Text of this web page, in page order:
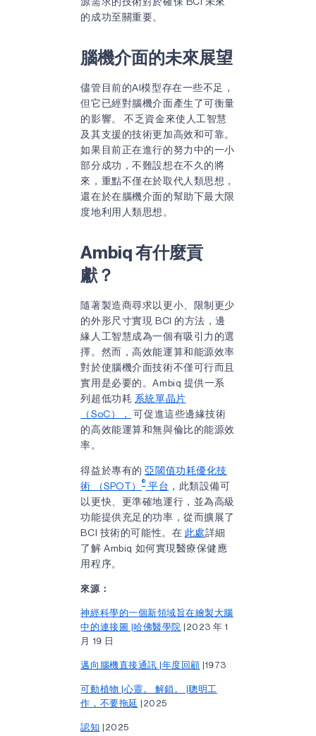
的成功至關重要。
腦機介面的未來展望
儘管目前的AI模型存在一些不足，
但它已經對腦機介面產生了可衡量
的影響。 不乏資金來使人工智慧
及其支援的技術更加高效和可靠。
如果目前正在進行的努力中的一小
部分成功，不難設想在不久的將
來，重點不僅在於取代人類思想，
還在於在腦機介面的幫助下最大限
度地利用人類思想。
Ambiq 有什麼貢
獻？
隨著製造商尋求以更小、限制更少
的外形尺寸實現 BCI 的方法，邊
緣人工智慧成為一個有吸引力的選
擇。然而，高效能運算和能源效率
對於使腦機介面技術不僅可行而且
實用是必要的。Ambiq 提供一系
列超低功耗 系統單晶片
（SoC）， 可促進這些邊緣技術
的高效能運算和無與倫比的能源效
率。
得益於專有的亞閾值功耗優化技
術 （SPOT）
®平台 ，此類設備可
以更快、更準確地運行，並為高級
功能提供充足的功率，從而擴展了
BCI 技術的可能性。在 此處詳細
了解 Ambiq 如何實現醫療保健應
用程序。
來源：
神經科學的一個新領域旨在繪製大腦
中的連接圖 |哈佛醫學院 |2023 年 1
月 19 日
邁向腦機直接通訊 |年度回顧 |1973
可動植物 |心靈。 解鎖。 |聰明工
作，不要拖延 |2025
認知 |2025